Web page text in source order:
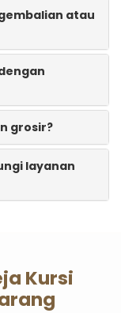
atau
grosir?
layanan
Kursi